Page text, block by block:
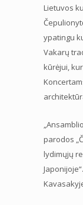
Lietuvos
ypatingu
Vakarų
kūrėjui,
parodos
lydimųjų